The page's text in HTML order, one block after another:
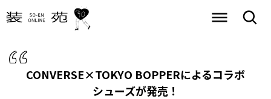
CONVERSE×TOKYO BOPPERによるコラボ
シューズが発売！